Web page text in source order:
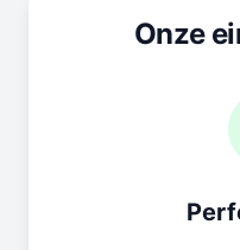
Onze